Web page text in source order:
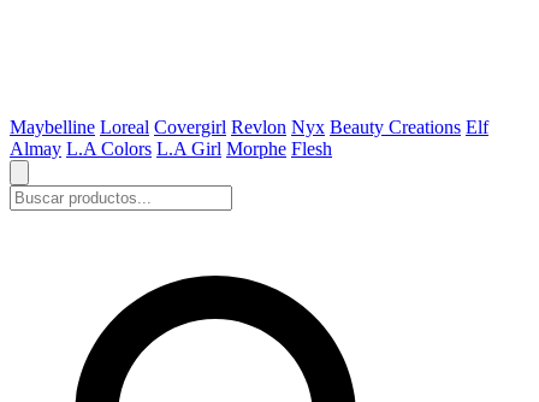
Maybelline Loreal Covergirl Revlon Nyx Beauty Creations Elf
Almay L.A Colors L.A Girl Morphe Flesh